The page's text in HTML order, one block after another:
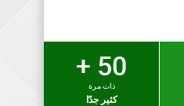
50 +
ذات مرة
كثير جدًا